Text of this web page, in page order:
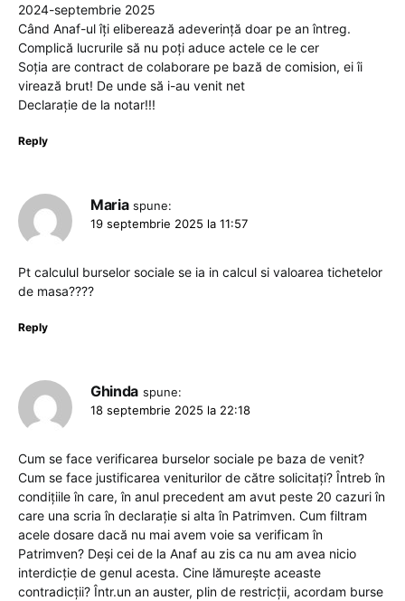
2024-septembrie 2025
Când Anaf-ul îți eliberează adeverință doar pe an întreg.
Complică lucrurile să nu poți aduce actele ce le cer
Soția are contract de colaborare pe bază de comision, ei îi
virează brut! De unde să i-au venit net
Declarație de la notar!!!
Reply
Maria spune:
19 septembrie 2025 la 11:57
Pt calculul burselor sociale se ia in calcul si valoarea tichetelor
de masa????
Reply
Ghinda spune:
18 septembrie 2025 la 22:18
Cum se face verificarea burselor sociale pe baza de venit?
Cum se face justificarea veniturilor de către solicitați? Întreb în
condițiile în care, în anul precedent am avut peste 20 cazuri în
care una scria în declarație si alta în Patrimven. Cum filtram
acele dosare dacă nu mai avem voie sa verificam în
Patrimven? Deși cei de la Anaf au zis ca nu am avea nicio
interdicție de genul acesta. Cine lămurește aceaste
contradicții? Într.un an auster, plin de restricții, acordam burse